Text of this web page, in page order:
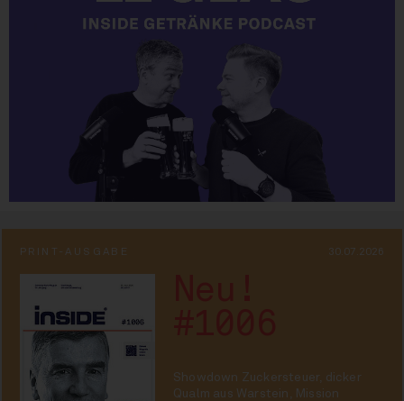
PRINT-AUSGABE 30.07.2026
Showdown Zuckersteuer, dicker
Qualm aus Warstein, Mission